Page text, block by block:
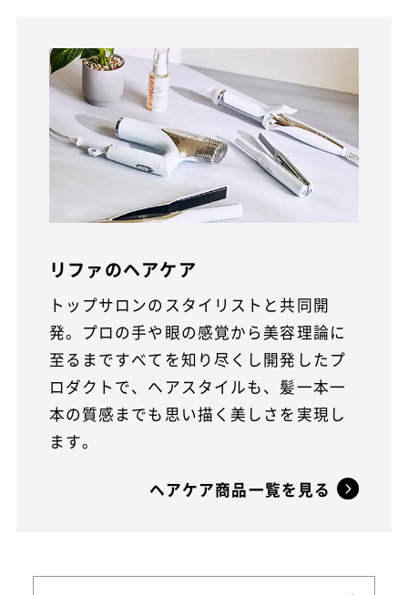
リファのヘアケア
トップサロンのスタイリストと共同開
発。プロの手や眼の感覚から美容理論に
至るまですべてを知り尽くし開発したプ
ロダクトで、ヘアスタイルも、髪一本一
本の質感までも思い描く美しさを実現し
ます。
ヘアケア商品一覧を見る